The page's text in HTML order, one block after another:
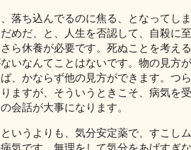
落ち込んでるのに焦る、となってし
めだ、と、人生を否認して、自殺に
ら休養が必要です。死ぬことを考え
いなんてことはないです。物の見方
、かならず他の見方ができます。つ
ますが、そういうときこそ、病気を
会話が大事になります。
いうよりも、気分安定薬で、すこし